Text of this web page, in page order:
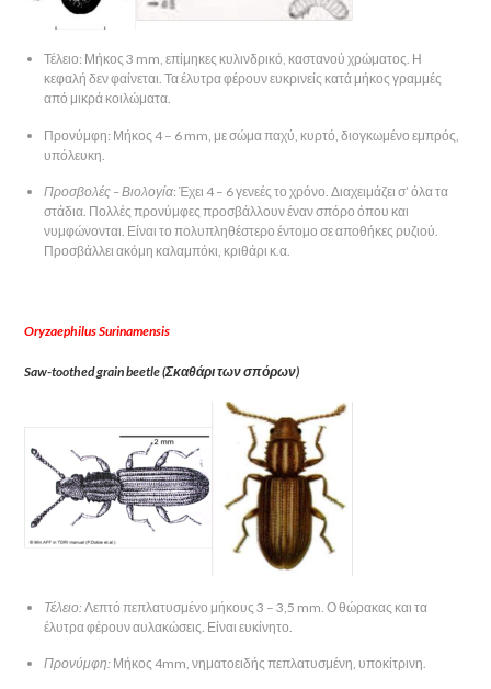
Τέλειο: Μήκος 3 mm, επίμηκες κυλινδρικό, καστανού χρώματος. Η
κεφαλή δεν φαίνεται. Τα έλυτρα φέρουν ευκρινείς κατά μήκος γραμμές
από μικρά κοιλώματα.
Προνύμφη: Μήκος 4 – 6 mm, με σώμα παχύ, κυρτό, διογκωμένο εμπρός,
υπόλευκη.
Προσβολές – Βιολογία: Έχει 4 – 6 γενεές το χρόνο. Διαχειμάζει σ’ όλα τα
στάδια. Πολλές προνύμφες προσβάλλουν έναν σπόρο όπου και
νυμφώνονται. Είναι το πολυπληθέστερο έντομο σε αποθήκες ρυζιού.
Προσβάλλει ακόμη καλαμπόκι, κριθάρι κ.α.
Oryzaephilus Surinamensis
Saw-toothed grain beetle (Σκαθάρι των σπόρων)
Τέλειο:Λεπτό πεπλατυσμένο μήκους 3 – 3,5 mm. Ο θώρακας και τα
έλυτρα φέρουν αυλακώσεις. Είναι ευκίνητο.
Προνύμφη: Μήκος 4mm, νηματοειδής πεπλατυσμένη, υποκίτρινη.